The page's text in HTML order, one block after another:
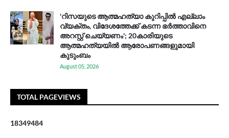
'റിസയുടെ ആത്മഹത്യാ കുറിപ്പിൽ എല്ലാം
വ്യക്തം, വിദേശത്തേക്ക് കടന്ന ഭർത്താവിനെ
അറസ്റ്റ് ചെയ്യണം'; 20കാരിയുടെ
ആത്മഹത്യയിൽ ആരോപണങ്ങളുമായി
കുടുംബം
August 05, 2026
TOTAL PAGEVIEWS
18349484